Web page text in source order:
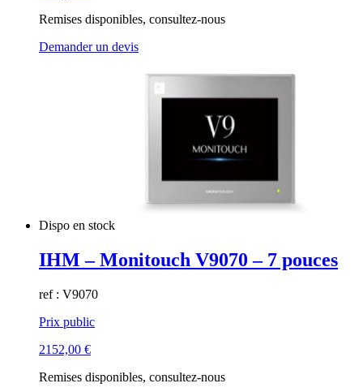
Remises disponibles, consultez-nous
Demander un devis
Dispo en stock
IHM – Monitouch V9070 – 7 pouces
ref : V9070
Prix public
2152,00 €
Remises disponibles, consultez-nous